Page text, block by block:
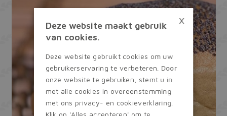
×
Deze website maakt gebruik
van cookies.
Deze website gebruikt cookies om uw
gebruikerservaring te verbeteren. Door
onze website te gebruiken, stemt u in
met alle cookies in overeenstemming
met ons privacy- en cookieverklaring.
Klik op 'Alles accepteren' om te